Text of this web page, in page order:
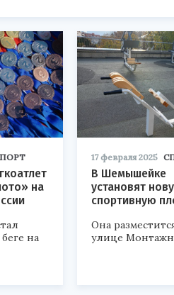
на
на
17 февраля 2025
В Шемышейке
установят
спортивную
Она
улице